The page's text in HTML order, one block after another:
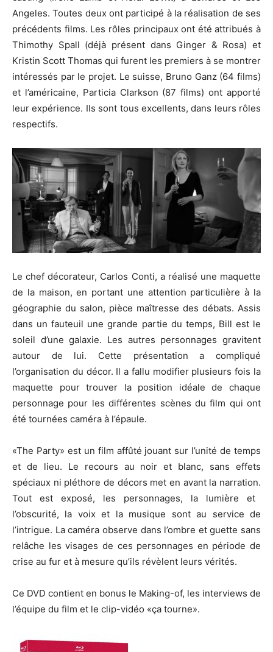
Angeles. Toutes deux ont participé à la réalisation de ses
précédents films. Les rôles principaux ont été attribués à
Thimothy Spall (déjà présent dans Ginger & Rosa) et
Kristin Scott Thomas qui furent les premiers à se montrer
intéressés par le projet. Le suisse, Bruno Ganz (64 films)
et l’américaine, ParticiaClarkson (87 films) ont apporté
leur expérience. Ils sont tous excellents, dans leurs rôles
respectifs.
Le chef décorateur, Carlos Conti, a réalisé une maquette
de la maison, en portant une attention particulière à la
géographie du salon, pièce maîtresse des débats. Assis
dans un fauteuil une grande partie du temps, Bill est le
soleil d’une galaxie. Les autres personnages gravitent
autour de lui. Cette présentation a compliqué
l’organisation du décor. Il a fallu modifier plusieurs fois la
maquette pour trouver la position idéale de chaque
personnage pour les différentes scènes du film qui ont
été tournées caméra à l’épaule.
«The Party» est un film affûté jouant sur l’unité de temps
et de lieu. Le recours au noir et blanc, sans effets
spéciaux ni pléthore de décors met en avant la narration.
Tout est exposé, les personnages, la lumière et
l’obscurité, la voix et la musique sont au service de
l’intrigue. La caméra observe dans l’ombre et guette sans
relâche les visages de ces personnages en période de
crise au fur et à mesure qu’ils révèlent leurs vérités.
Ce DVD contient en bonus le Making-of, les interviews de
l’équipe du film et le clip-vidéo «ça tourne».